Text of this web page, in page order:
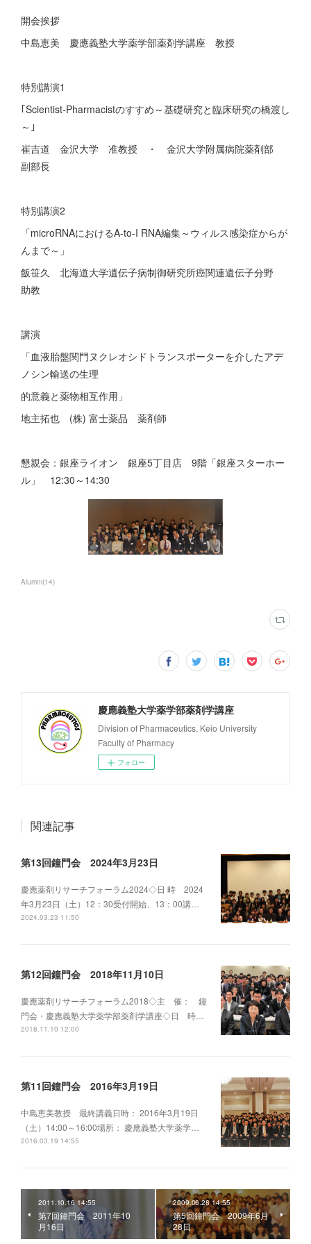
開会挨拶
中島恵美 慶應義塾大学薬学部薬剤学講座 教授
特別講演1
｢Scientist-Pharmacistのすすめ～基礎研究と臨床研究の橋渡し
～｣
崔吉道 金沢大学 准教授 ・ 金沢大学附属病院薬剤部
副部長
特別講演2
「microRNAにおけるA-to-I RNA編集～ウィルス感染症からが
んまで～」
飯笹久 北海道大学遺伝子病制御研究所癌関連遺伝子分野
助教
講演
「血液胎盤関門ヌクレオシドトランスポーターを介したアデ
ノシン輸送の生理
的意義と薬物相互作用」
地主拓也 (株) 富士薬品 薬剤師
懇親会：銀座ライオン 銀座5丁目店 9階「銀座スターホー
ル」 12:30～14:30
Alumni(14)
慶應義塾大学薬学部薬剤学講座
Division of Pharmaceutics, Keio University
Faculty of Pharmacy
フォロー
関連記事
第13回鐘門会 2024年3月23日
慶應薬剤リサーチフォーラム2024◇日 時 2024
年3月23日（土）12：30受付開始、13：00講…
2024.03.23 11:50
第12回鐘門会 2018年11月10日
慶應薬剤リサーチフォーラム2018◇主 催： 鐘
門会・慶應義塾大学薬学部薬剤学講座◇日 時…
2018.11.10 12:00
第11回鐘門会 2016年3月19日
中島恵美教授 最終講義日時： 2016年3月19日
（土）14:00～16:00場所： 慶應義塾大学薬学…
2016.03.19 14:55
2011.10.16 14:55
第7回鐘門会 2011年10
月16日
2009.06.28 14:55
第5回鐘門会 2009年6月
28日